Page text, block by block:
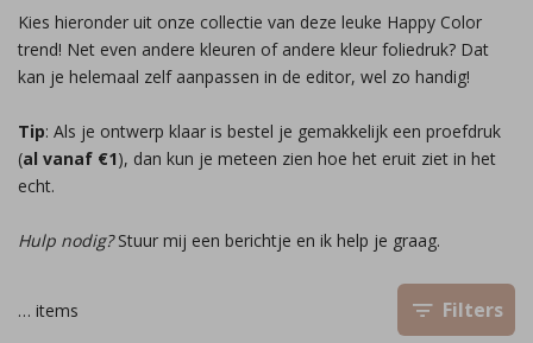
Kies hieronder uit onze collectie van deze leuke Happy Color
trend! Net even andere kleuren of andere kleur foliedruk? Dat
kan je helemaal zelf aanpassen in de editor, wel zo handig!
Tip: Als je ontwerp klaar is bestel je gemakkelijk een proefdruk
(al vanaf €1), dan kun je meteen zien hoe het eruit ziet in het
echt.
Hulp nodig?Stuur mij een berichtje en ik help je graag.
… items Filters